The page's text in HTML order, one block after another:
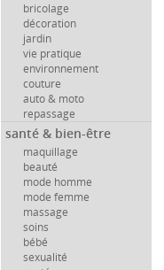
bricolage
décoration
jardin
vie pratique
environnement
couture
auto & moto
repassage
santé & bien-être
maquillage
beauté
mode homme
mode femme
massage
soins
bébé
sexualité